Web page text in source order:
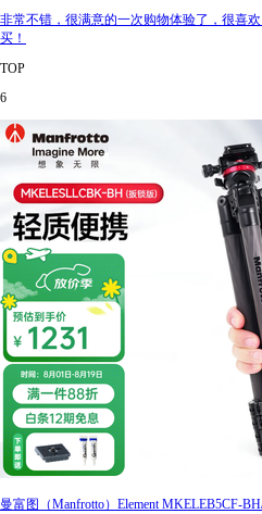
非常不错，很满意的一次购物体验了，很喜
买！
TOP
6
曼富图（Manfrotto）Element MKELEB5CF-